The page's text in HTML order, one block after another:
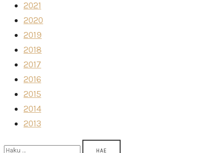
2021
2020
2019
2018
2017
2016
2015
2014
2013
Haku: